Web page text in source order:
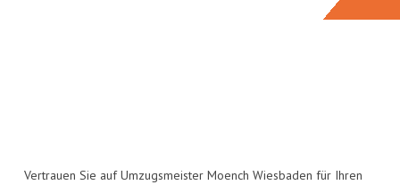
Vertrauen Sie auf Umzugsmeister Moench Wiesbaden für Ihren